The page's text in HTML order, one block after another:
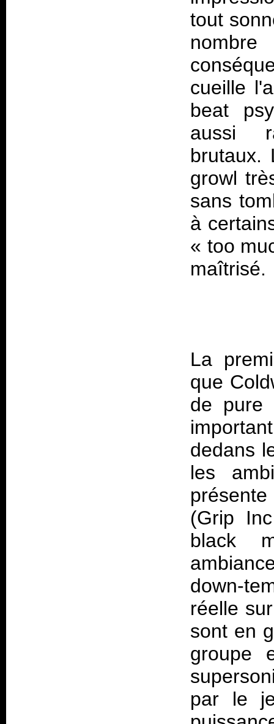
tout
nombre
cueille
beat
aussi
brutaux.
growl
sans
à
« too
La
que
de pure
dedans
les
(Grip
black
down-
réelle
sont en
groupe
par le